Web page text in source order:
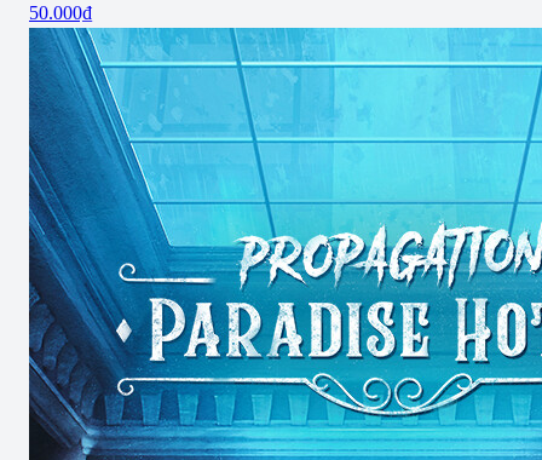
50.000₫